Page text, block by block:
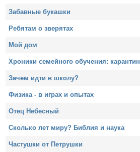
Забавные букашки
Ребятам о зверятах
Мой дом
Хроники семейного обучения: карантин
Зачем идти в школу?
Физика - в играх и опытах
Отец Небесный
Сколько лет миру? Библия и наука
Частушки от Петрушки